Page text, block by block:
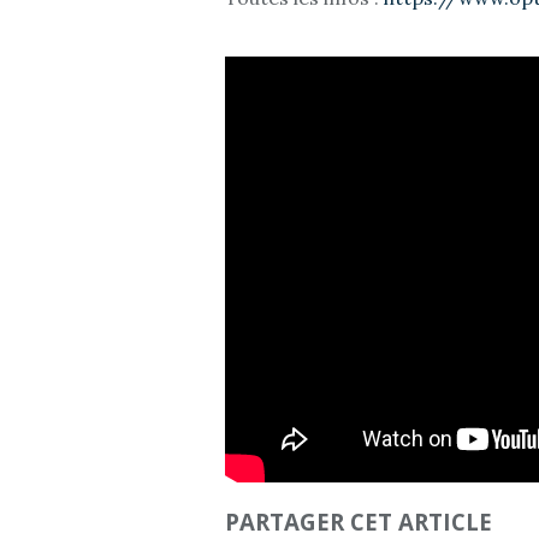
PARTAGER CET ARTICLE